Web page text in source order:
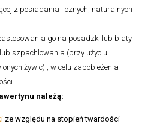
z posiadania licznych, naturalnych
go na posadzki lub blaty
szpachlowania (przy użyciu
żywic) , w celu zapobieżenia
należą:
ze względu na stopień twardości –